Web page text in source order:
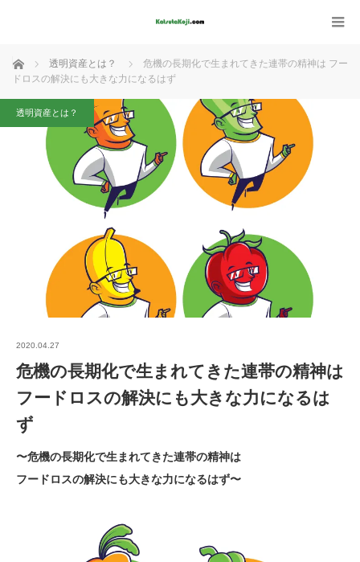
ホーム 透明資産とは？
危機の長期化で生まれてきた連帯の精神は フー
ドロスの解決にも大きな力になるはず
透明資産とは？
2020.04.27
危機の長期化で生まれてきた連帯の精神は
フードロスの解決にも大きな力になるは
ず
〜危機の長期化で生まれてきた連帯の精神は
フードロスの解決にも大きな力になるはず〜